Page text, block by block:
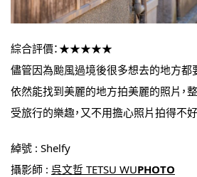
綜合評價：★★★★★
儘管因為颱風過境後很多想去的地方都
依然能找到美麗的地方拍美麗的照片，
受旅行的樂趣，又不用擔心照片拍得不
綽號 : Shelfy
攝影師 : 呉文哲 TETSU WUPHOTO